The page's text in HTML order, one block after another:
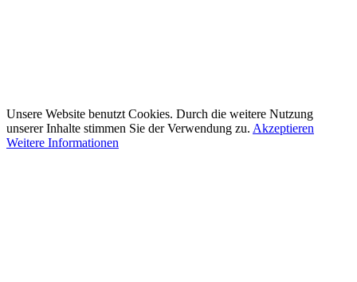
Unsere Website benutzt Cookies. Durch die weitere Nutzung
unserer Inhalte stimmen Sie der Verwendung zu. Akzeptieren
Weitere Informationen